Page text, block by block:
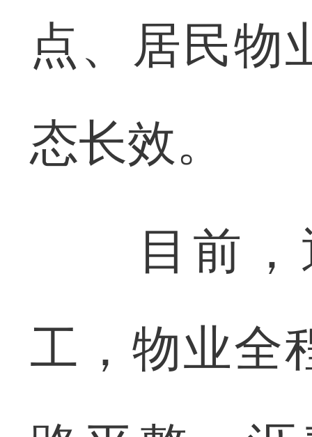
点、居民物
态长效。
目前，通
工，物业全